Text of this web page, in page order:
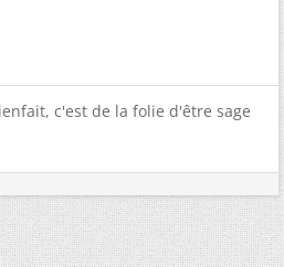
c'est de la folie d'être sage